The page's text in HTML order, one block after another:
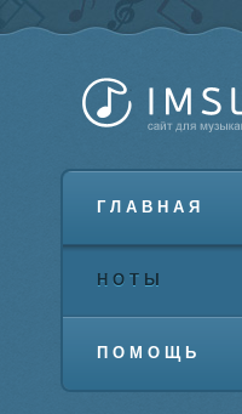
ГЛАВНАЯ
НОТЫ
ПОМОЩЬ